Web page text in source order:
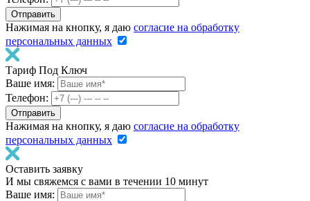
Нажимая на кнопку, я даю согласие на обработку
персональных данных
Тариф Под Ключ
Ваше имя:
Телефон:
Нажимая на кнопку, я даю согласие на обработку
персональных данных
Оставить заявку
И мы свяжемся с вами в течении 10 минут
Ваше имя: